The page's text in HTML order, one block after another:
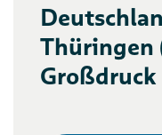
Thüringen
Großdruck